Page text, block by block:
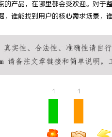
的产品，在哪里都会受欢迎。对
，谁能找到用户的核心需求场景，
1 1